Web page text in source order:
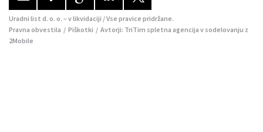
Uradni list d. o. o. – v likvidaciji / Vse pravice pridržane.
Pravna obvestila / Piškotki / Avtorji: TriTim spletna agencija v sodelovanju z
2Mobile